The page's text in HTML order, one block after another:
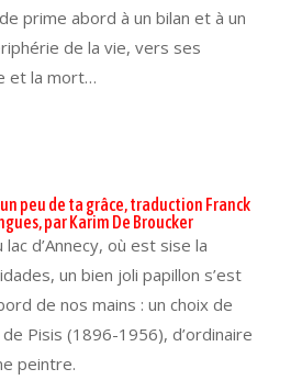
prime abord à un bilan et à un
de la vie, vers ses
et la mort…
peu de ta grâce, traduction Franck
par Karim De Broucker
d’Annecy, où est sise la
un bien joli papillon s’est
de nos mains : un choix de
Pisis (1896-1956), d’ordinaire
peintre.